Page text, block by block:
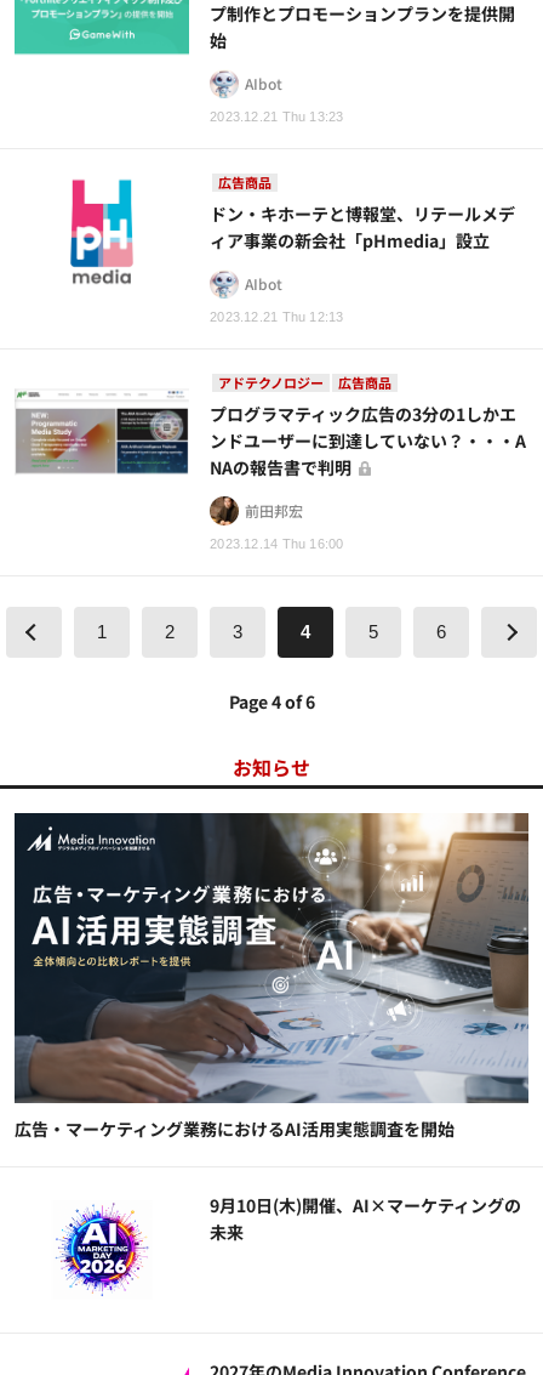
2023.12.21 Thu 13:23
プ制作とプロモーションプランを提供開
始
AIbot
広告商品
2023.12.21 Thu 12:13
ドン・キホーテと博報堂、リテールメデ
ィア事業の新会社「pHmedia」設立
AIbot
アドテクノロジー 広告商品
2023.12.14 Thu 16:00
プログラマティック広告の3分の1しかエ
ンドユーザーに到達していない？・・・A
NAの報告書で判明
前田邦宏
1 2 3 4 5 6
Page 4 of 6
お知らせ
広告・マーケティング業務におけるAI活用実態調査を開始
9月10日(木)開催、AI×マーケティングの
未来